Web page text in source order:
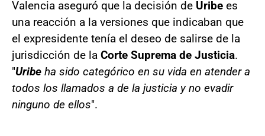
Valencia aseguró que la decisión de Uribe es
una reacción a la versiones que indicaban que
el expresidente tenía el deseo de salirse de la
jurisdicción de la Corte Suprema de Justicia.
"Uribe ha sido categórico en su vida en atender a
todos los llamados a de la justicia y no evadir
ninguno de ellos".